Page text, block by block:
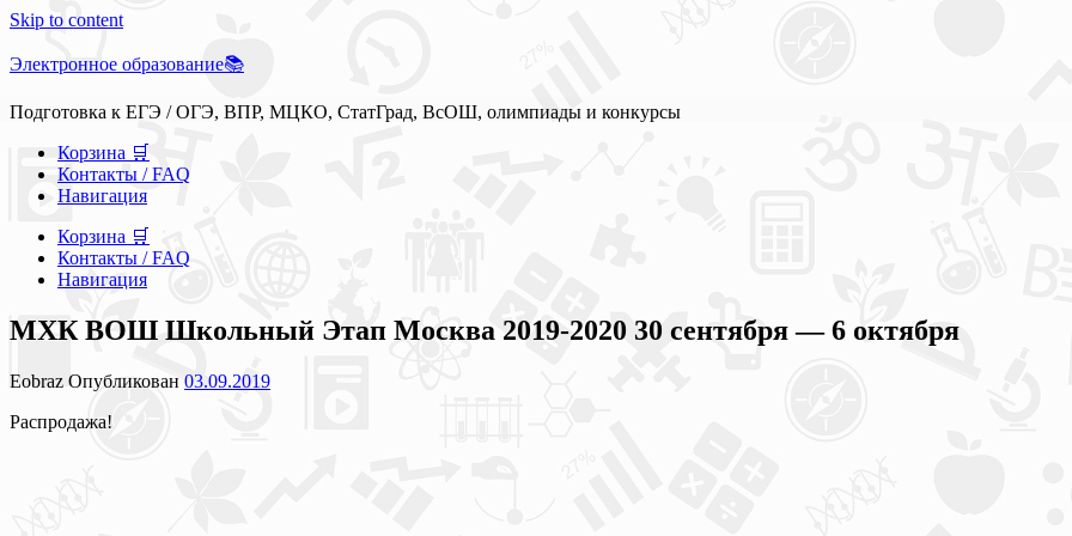
Skip to content
Электронное образование📚
Подготовка к ЕГЭ / ОГЭ, ВПР, МЦКО, СтатГрад, ВсОШ, олимпиады и конкурсы
Корзина 🛒
Контакты / FAQ
Навигация
Корзина 🛒
Контакты / FAQ
Навигация
МХК ВОШ Школьный Этап Москва 2019-2020 30 сентября — 6 октября
Eobraz Опубликован 03.09.2019
Распродажа!